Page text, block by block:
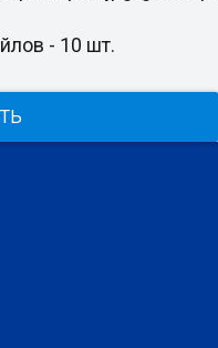
- 10 шт.